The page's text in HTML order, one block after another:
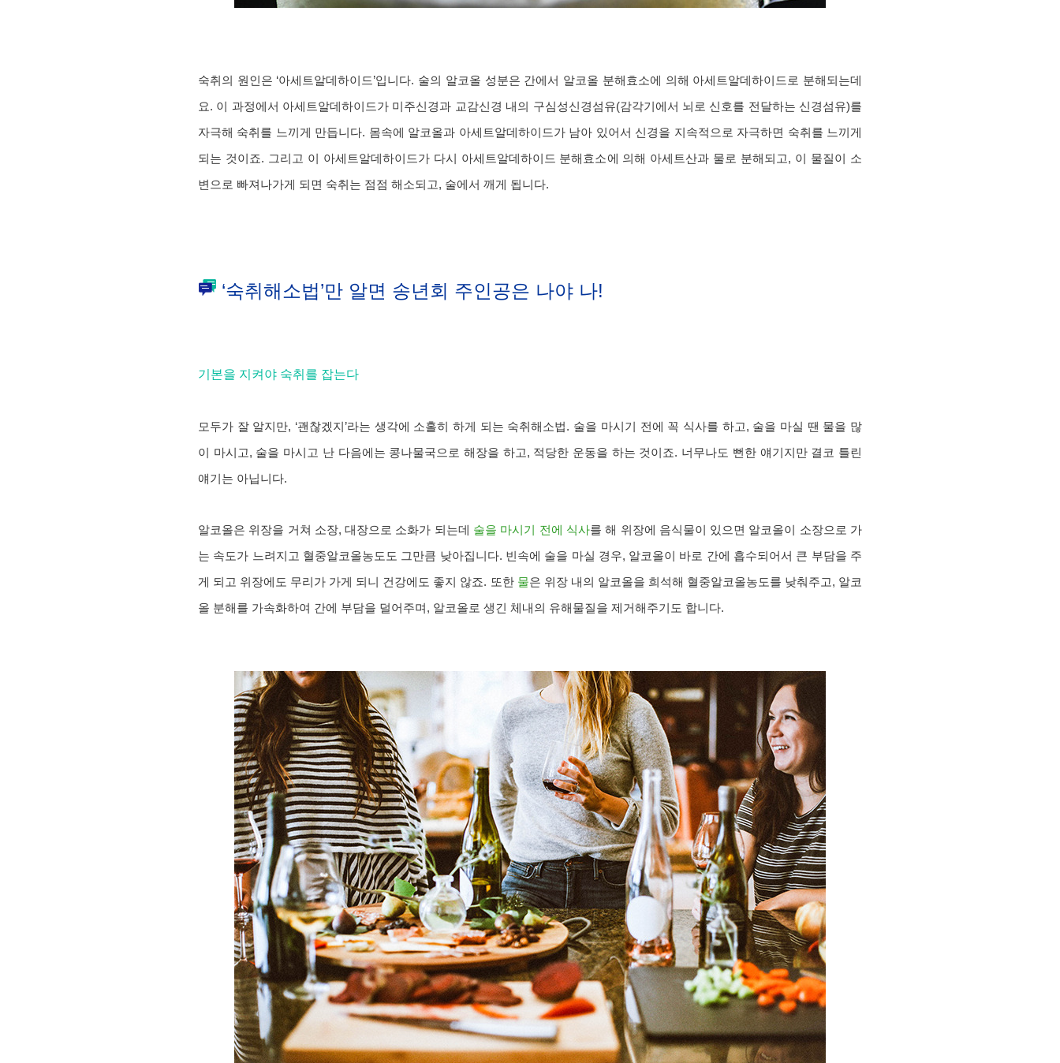
숙취의 원인은 ‘아세트알데하이드’입니다. 술의 알코올 성분은 간에서 알코올 분해효소에 의해 아세트알데하이드로 분해되는데
요. 이 과정에서 아세트알데하이드가 미주신경과 교감신경 내의 구심성신경섬유(감각기에서 뇌로 신호를 전달하는 신경섬유)를
자극해 숙취를 느끼게 만듭니다. 몸속에 알코올과 아세트알데하이드가 남아 있어서 신경을 지속적으로 자극하면 숙취를 느끼게
되는 것이죠. 그리고 이 아세트알데하이드가 다시 아세트알데하이드 분해효소에 의해 아세트산과 물로 분해되고, 이 물질이 소
변으로 빠져나가게 되면 숙취는 점점 해소되고, 술에서 깨게 됩니다.
‘숙취해소법’만 알면 송년회 주인공은 나야 나!
기본을 지켜야 숙취를 잡는다
모두가 잘 알지만, ‘괜찮겠지’라는 생각에 소홀히 하게 되는 숙취해소법. 술을 마시기 전에 꼭 식사를 하고, 술을 마실 땐 물을 많
이 마시고, 술을 마시고 난 다음에는 콩나물국으로 해장을 하고, 적당한 운동을 하는 것이죠. 너무나도 뻔한 얘기지만 결코 틀린
얘기는 아닙니다.
알코올은 위장을 거쳐 소장, 대장으로 소화가 되는데 술을 마시기 전에 식사를 해 위장에 음식물이 있으면 알코올이 소장으로 가
는 속도가 느려지고 혈중알코올농도도 그만큼 낮아집니다. 빈속에 술을 마실 경우, 알코올이 바로 간에 흡수되어서 큰 부담을 주
게 되고 위장에도 무리가 가게 되니 건강에도 좋지 않죠. 또한 물은 위장 내의 알코올을 희석해 혈중알코올농도를 낮춰주고, 알코
올 분해를 가속화하여 간에 부담을 덜어주며, 알코올로 생긴 체내의 유해물질을 제거해주기도 합니다.